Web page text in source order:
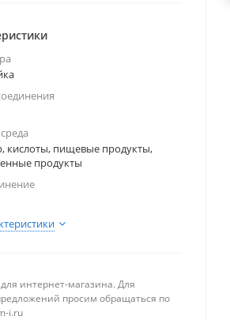
кислоты, пищевые продукты,
продукты
интернет-магазина. Для
просим обращаться по
i.ru